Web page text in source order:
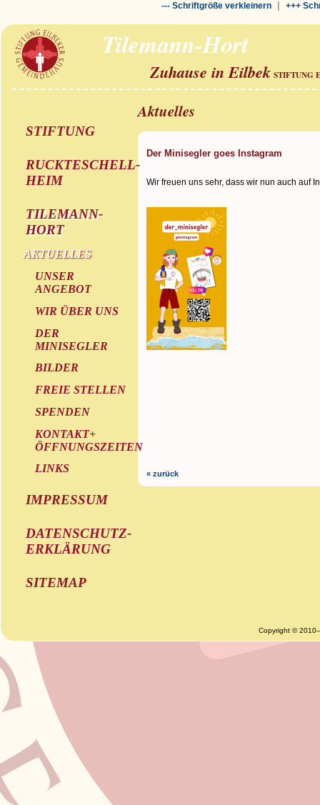
--- Schriftgröße verkleinern| +++
Tilemann-Hort
Zuhause in Eilbek STIFTUNG
STIFTUNG
RUCKTESCHELL-
HEIM
TILEMANN-
HORT
AKTUELLES
UNSER
ANGEBOT
WIR ÜBER UNS
DER
MINISEGLER
BILDER
FREIE STELLEN
SPENDEN
KONTAKT+
ÖFFNUNGSZEITEN
LINKS
IMPRESSUM
DATENSCHUTZ-
ERKLÄRUNG
SITEMAP
Aktuelles
Der Minisegler goes Instagram
Wir freuen uns sehr, dass wir nun auch auf
« zurück
Copyright ©